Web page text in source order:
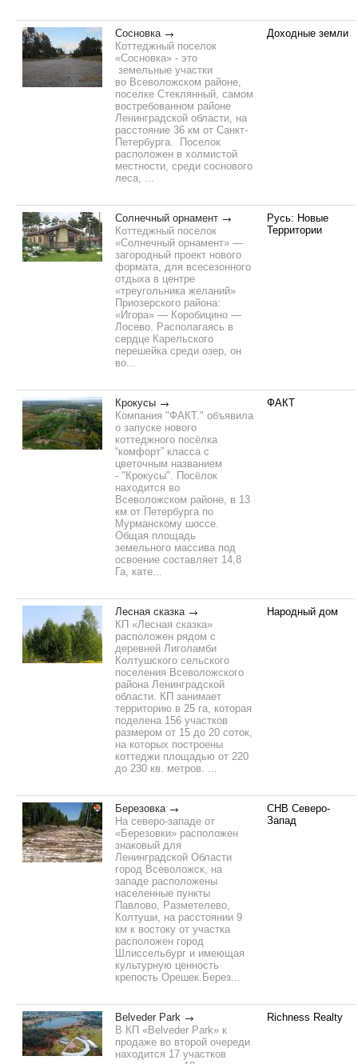
Сосновка
Коттеджный поселок
«Сосновка» - это
земельные участки
во Всеволожском районе,
поселке Стеклянный, самом
востребованном районе
Ленинградской области, на
расстояние 36 км от Санкт-
Петербурга. Поселок
расположен в холмистой
местности, среди соснового
леса, ...
Доходные земли
Солнечный орнамент
Коттеджный поселок
«Солнечный орнамент» —
загородный проект нового
формата, для всесезонного
отдыха в центре
«треугольника желаний»
Приозерского района:
«Игора» — Коробицино —
Лосево. Располагаясь в
сердце Карельского
перешейка среди озер, он
во...
Русь: Новые
Территории
Крокусы
Компания "ФАКТ." объявила
о запуске нового
коттеджного посёлка
“комфорт” класса с
цветочным названием
- "Крокусы". Посёлок
находится во
Всеволожском районе, в 13
км от Петербурга по
Мурманскому шоссе.
Общая площадь
земельного массива под
освоение составляет 14,8
Га, кате...
ФАКТ
Лесная сказка
КП «Лесная сказка»
расположен рядом с
деревней Лиголамби
Колтушского сельского
поселения Всеволожского
района Ленинградской
области. КП занимает
территорию в 25 га, которая
поделена 156 участков
размером от 15 до 20 соток,
на которых построены
коттеджи площадью от 220
до 230 кв. метров. ...
Народный дом
Березовка
На северо-западе от
«Березовки» расположен
знаковый для
Ленинградской Области
город Всеволожск, на
западе расположены
населенные пункты
Павлово, Разметелево,
Колтуши, на расстоянии 9
км к востоку от участка
расположен город
Шлиссельбург и имеющая
культурную ценность
крепость Орешек.Берез...
СНВ Северо-
Запад
Belveder Park
В КП «Belveder Park» к
продаже во второй очереди
находится 17 участков
Richness Realty